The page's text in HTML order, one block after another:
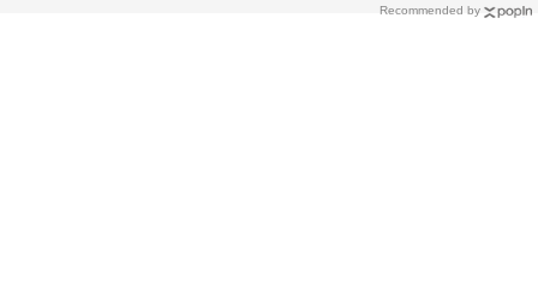
Recommended by